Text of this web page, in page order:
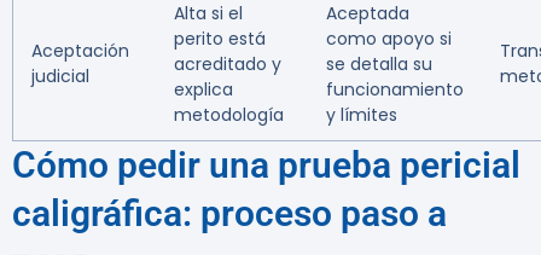
Aceptación
judicial
Alta si el
perito está
acreditado y
explica
metodología
Aceptada
como apoyo si
se detalla su
funcionamiento
y límites
Cómo pedir una prueba pericial
caligráfica: proceso paso a